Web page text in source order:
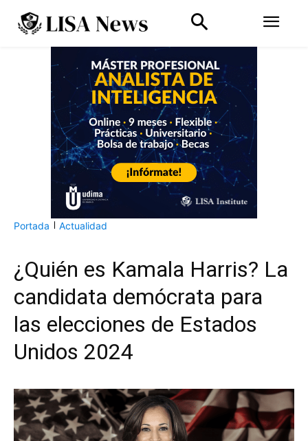
Portada Actualidad
¿Quién es Kamala Harris? La
candidata demócrata para
las elecciones de Estados
Unidos 2024